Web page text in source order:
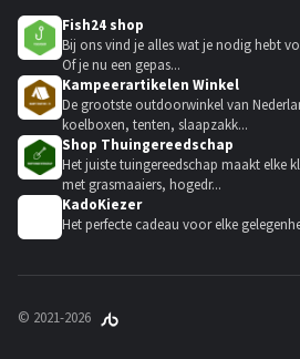
Fish24 shop
Bij ons vind je alles wat je nodig hebt
Of je nu een gepas...
Kampeerartikelen Winkel
De grootste outdoorwinkel van
koelboxen, tenten, slaapzakk...
Shop Thuingereedschap
Het juiste tuingereedschap maakt elke
met grasmaaiers, hogedr...
KadoKiezer
Het perfecte cadeau voor elke
© 2021-2026